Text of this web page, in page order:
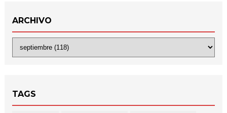
ARCHIVO
TAGS